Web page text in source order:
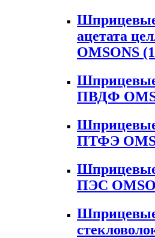
ацетата
OMSONS
ПВДФ
ПТФЭ
ПЭС